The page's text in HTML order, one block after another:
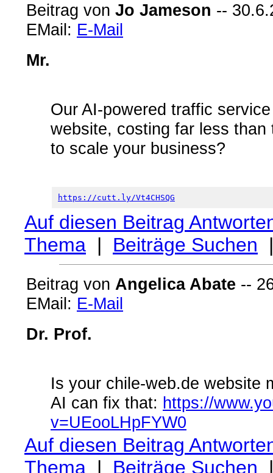
Beitrag von Jo Jameson --
EMail: E-Mail
Mr.
Our AI-powered traffic
website, costing far less
to scale your business?
https://cutt.ly/Vt4CHSQG
Auf diesen Beitrag
Thema | Beiträge Suchen
Beitrag von Angelica Abate --
EMail: E-Mail
Dr. Prof.
Is your chile-web.de website
AI can fix that: https://
v=UEooLHpFYW0
Auf diesen Beitrag
Thema | Beiträge Suchen